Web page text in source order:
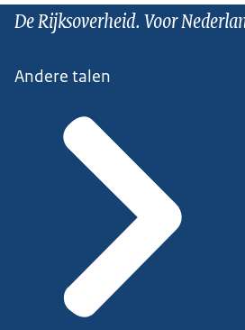
De Rijksoverheid. Voor
Andere talen